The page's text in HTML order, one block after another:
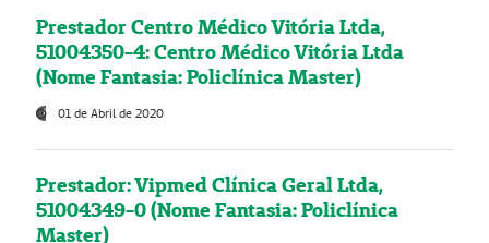
Prestador Centro Médico Vitória Ltda,
51004350-4: Centro Médico Vitória Ltda
(Nome Fantasia: Policlínica Master)
01 de Abril de 2020
Prestador: Vipmed Clínica Geral Ltda,
51004349-0 (Nome Fantasia: Policlínica
Master)